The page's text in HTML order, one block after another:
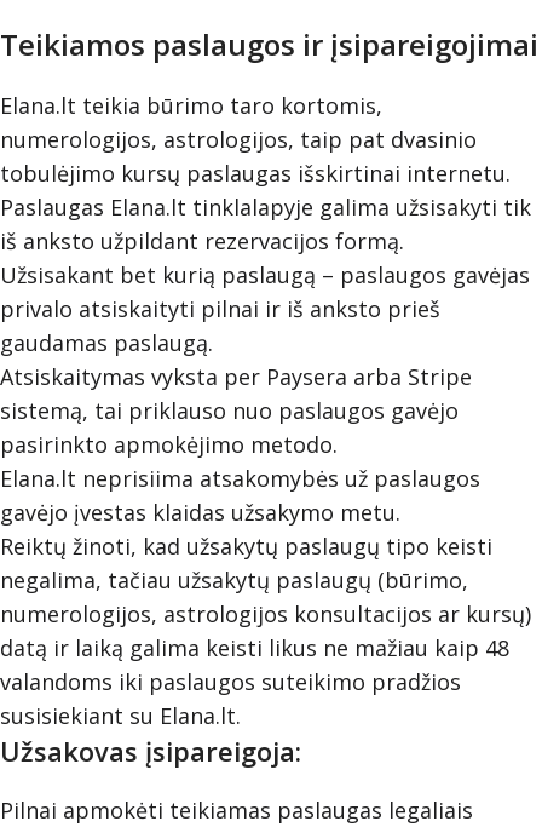
Teikiamos paslaugos ir įsipareigojimai
Elana.lt teikia būrimo taro kortomis,
numerologijos, astrologijos, taip pat dvasinio
tobulėjimo kursų paslaugas išskirtinai internetu.
Paslaugas Elana.lt tinklalapyje galima užsisakyti tik
iš anksto užpildant rezervacijos formą.
Užsisakant bet kurią paslaugą – paslaugos gavėjas
privalo atsiskaityti pilnai ir iš anksto prieš
gaudamas paslaugą.
Atsiskaitymas vyksta per Paysera arba Stripe
sistemą, tai priklauso nuo paslaugos gavėjo
pasirinkto apmokėjimo metodo.
Elana.lt neprisiima atsakomybės už paslaugos
gavėjo įvestas klaidas užsakymo metu.
Reiktų žinoti, kad užsakytų paslaugų tipo keisti
negalima, tačiau užsakytų paslaugų (būrimo,
numerologijos, astrologijos konsultacijos ar kursų)
datą ir laiką galima keisti likus ne mažiau kaip 48
valandoms iki paslaugos suteikimo pradžios
susisiekiant su Elana.lt.
Užsakovas įsipareigoja:
Pilnai apmokėti teikiamas paslaugas legaliais